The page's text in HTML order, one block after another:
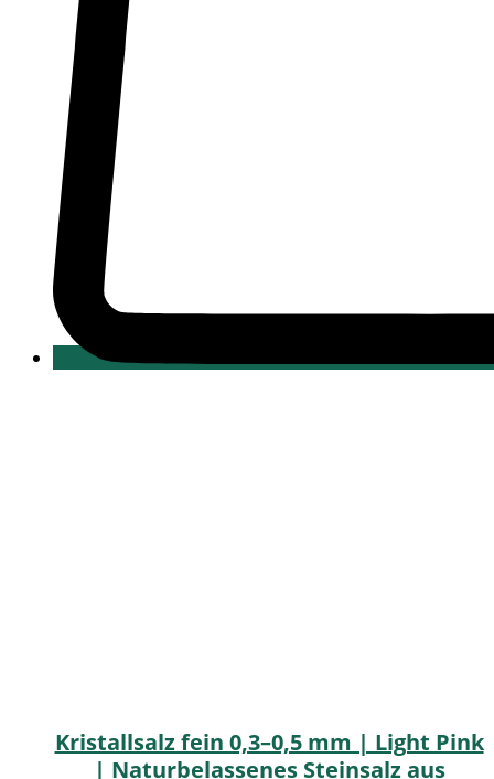
Kristallsalz fein 0,3–0,5 mm | Light Pink
| Naturbelassenes Steinsalz aus